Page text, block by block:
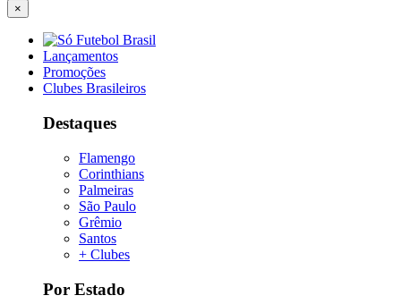
×
Lançamentos
Promoções
Clubes Brasileiros
Destaques
Flamengo
Corinthians
Palmeiras
São Paulo
Grêmio
Santos
+ Clubes
Por Estado